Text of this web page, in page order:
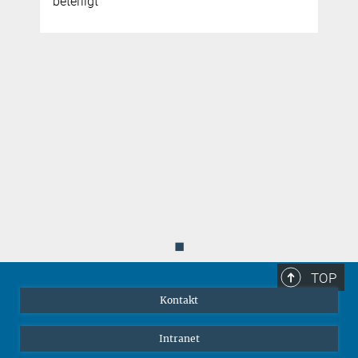
◼
TOP
Kontakt
Intranet